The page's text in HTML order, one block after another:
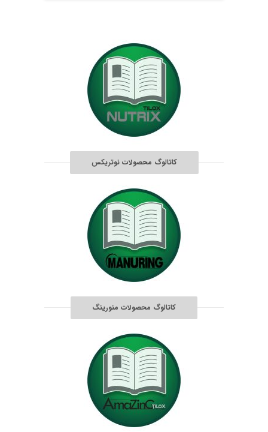
کاتالوگ محصولات نوتریکس
کاتالوگ محصولات منورینگ